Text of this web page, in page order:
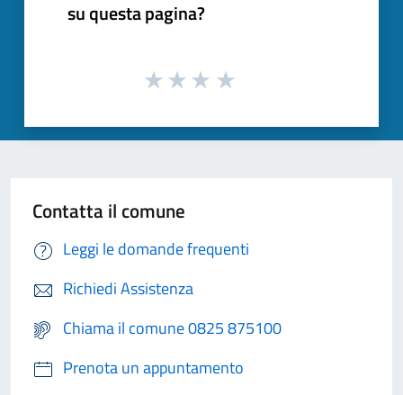
su questa pagina?
Contatta il comune
Leggi le domande frequenti
Richiedi Assistenza
Chiama il comune 0825 875100
Prenota un appuntamento